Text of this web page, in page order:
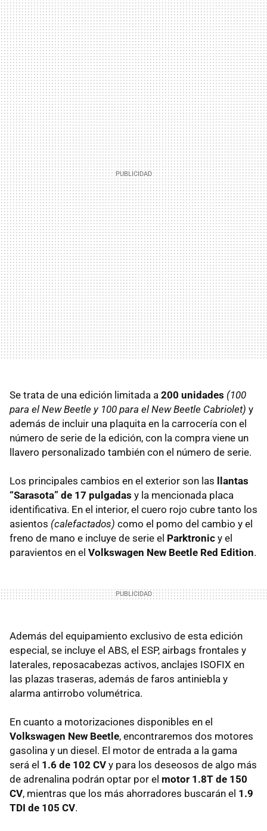
Se trata de una edición limitada a 200 unidades (100
para el New Beetle y 100 para el New Beetle Cabriolet) y
además de incluir una plaquita en la carrocería con el
número de serie de la edición, con la compra viene un
llavero personalizado también con el número de serie.
Los principales cambios en el exterior son las llantas
“Sarasota” de 17 pulgadas y la mencionada placa
identificativa. En el interior, el cuero rojo cubre tanto los
asientos (calefactados) como el pomo del cambio y el
freno de mano e incluye de serie el Parktronic y el
paravientos en el Volkswagen New Beetle Red Edition.
Además del equipamiento exclusivo de esta edición
especial, se incluye el ABS, el ESP, airbags frontales y
laterales, reposacabezas activos, anclajes ISOFIX en
las plazas traseras, además de faros antiniebla y
alarma antirrobo volumétrica.
En cuanto a motorizaciones disponibles en el
Volkswagen New Beetle, encontraremos dos motores
gasolina y un diesel. El motor de entrada a la gama
será el 1.6 de 102 CV y para los deseosos de algo más
de adrenalina podrán optar por el motor 1.8T de 150
CV, mientras que los más ahorradores buscarán el 1.9
TDI de 105 CV.